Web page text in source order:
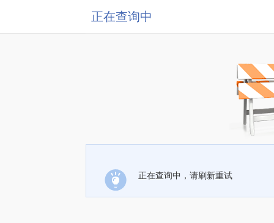
正在查询中
正在查询中，请刷新重试